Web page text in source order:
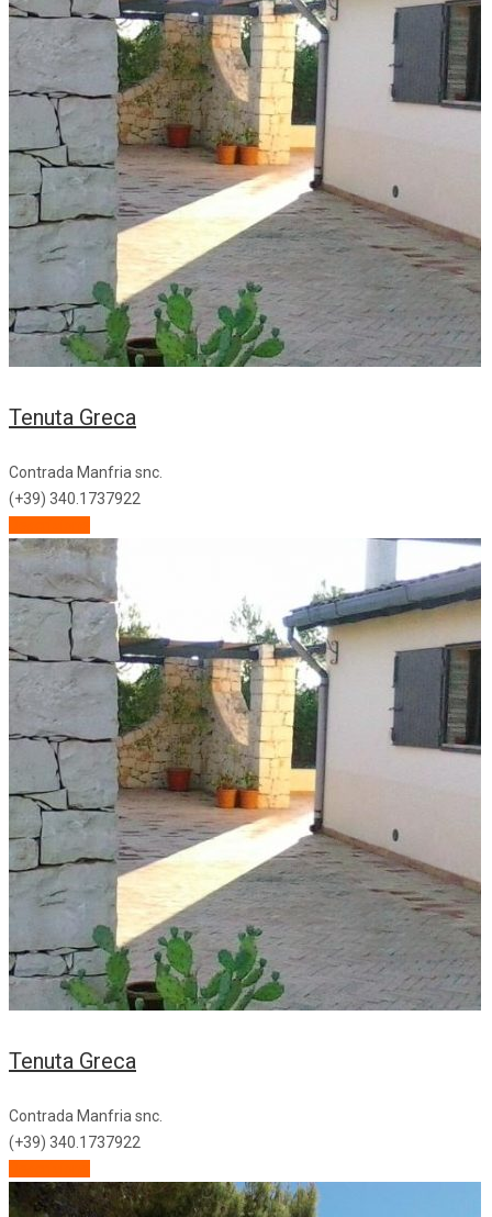
Tenuta Greca
Contrada Manfria snc.
(+39) 340.1737922
Tenuta Greca
Contrada Manfria snc.
(+39) 340.1737922